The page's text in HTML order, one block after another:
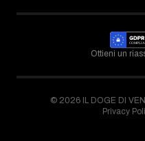
Ottieni un
© 2026 IL DOGE DI
Privacy